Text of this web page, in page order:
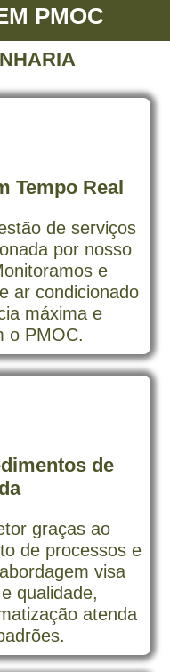
PMOC
Tempo Real
de serviços
por nosso
e
ar condicionado
máxima e
o PMOC.
de
graças ao
de processos e
visa
qualidade,
atenda